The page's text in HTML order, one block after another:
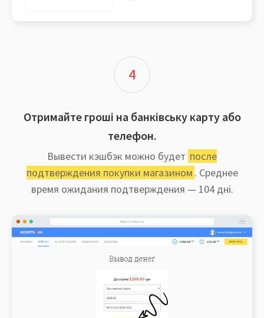
4
Отримайте гроші на банківську карту або
телефон.
Вывести кэшбэк можно будет после
подтверждения покупки магазином . Среднее
время ожидания подтверждения — 104 дні.